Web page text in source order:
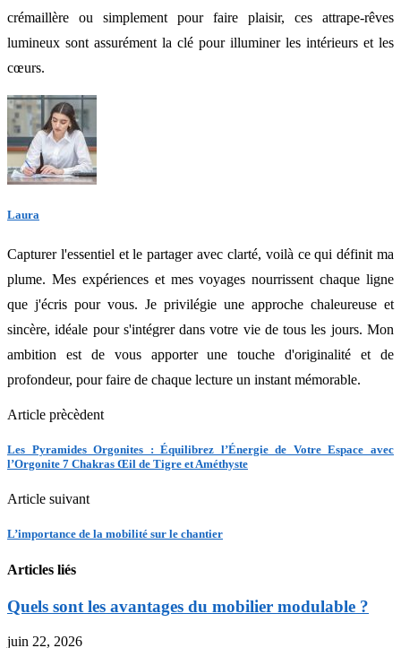
crémaillère ou simplement pour faire plaisir, ces attrape-rêves
lumineux sont assurément la clé pour illuminer les intérieurs et les
cœurs.
Laura
Capturer l'essentiel et le partager avec clarté, voilà ce qui définit ma
plume. Mes expériences et mes voyages nourrissent chaque ligne
que j'écris pour vous. Je privilégie une approche chaleureuse et
sincère, idéale pour s'intégrer dans votre vie de tous les jours. Mon
ambition est de vous apporter une touche d'originalité et de
profondeur, pour faire de chaque lecture un instant mémorable.
Article prècèdent
Les Pyramides Orgonites : Équilibrez l’Énergie de Votre Espace avec
l’Orgonite 7 Chakras Œil de Tigre et Améthyste
Article suivant
L’importance de la mobilité sur le chantier
Articles liés
Quels sont les avantages du mobilier modulable ?
juin 22, 2026